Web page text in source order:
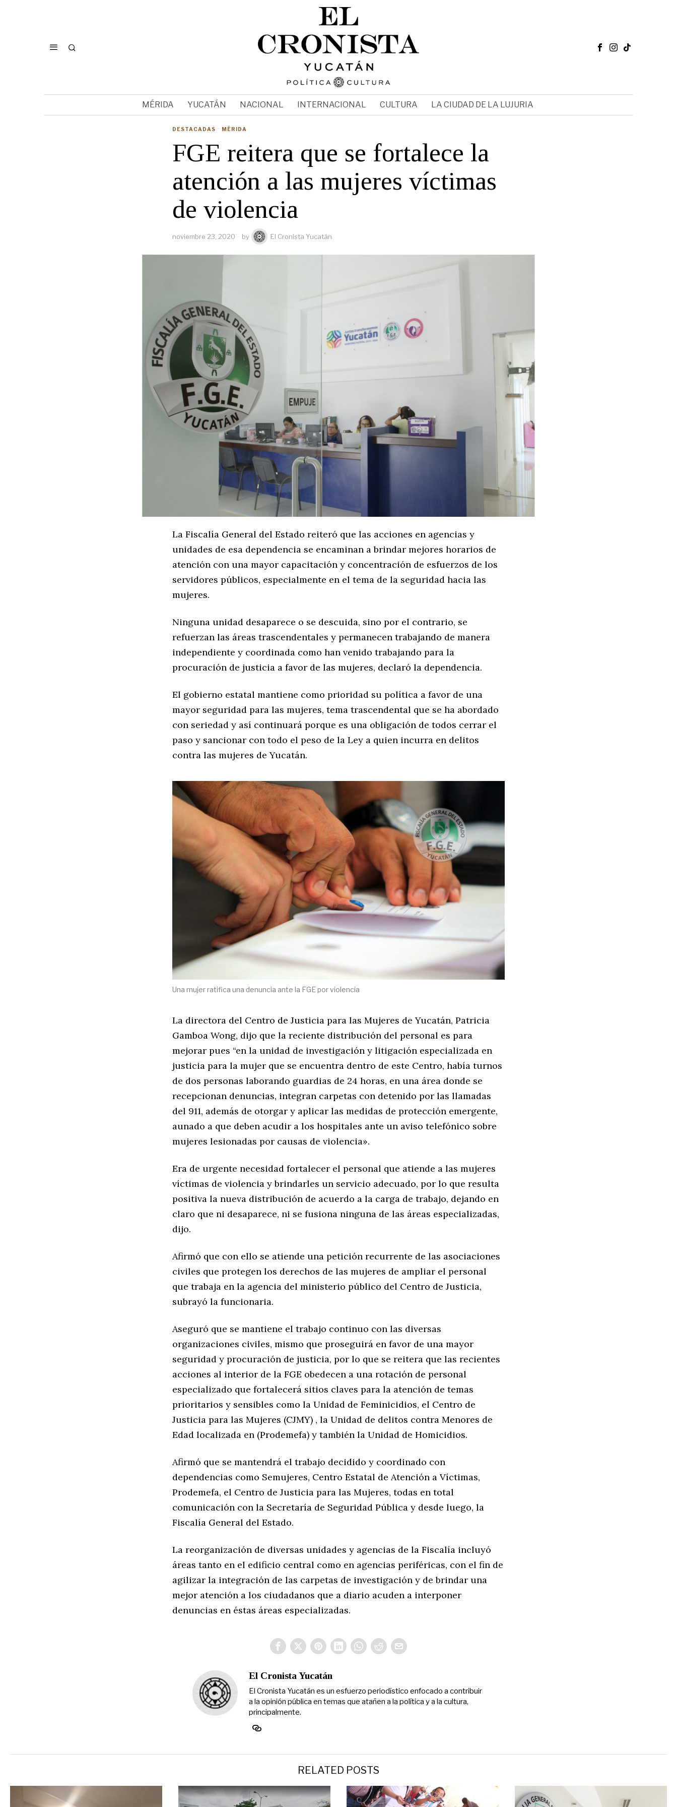
MÉRIDA YUCATÁN NACIONAL INTERNACIONAL CULTURA LA CIUDAD DE LA LUJURIA
DESTACADAS · MÉRIDA
FGE reitera que se fortalece la
atención a las mujeres víctimas
de violencia
noviembre 23, 2020 by El Cronista Yucatán
La Fiscalía General del Estado reiteró que las acciones en agencias y
unidades de esa dependencia se encaminan a brindar mejores horarios de
atención con una mayor capacitación y concentración de esfuerzos de los
servidores públicos, especialmente en el tema de la seguridad hacia las
mujeres.
Ninguna unidad desaparece o se descuida, sino por el contrario, se
refuerzan las áreas trascendentales y permanecen trabajando de manera
independiente y coordinada como han venido trabajando para la
procuración de justicia a favor de las mujeres, declaró la dependencia.
El gobierno estatal mantiene como prioridad su política a favor de una
mayor seguridad para las mujeres, tema trascendental que se ha abordado
con seriedad y así continuará porque es una obligación de todos cerrar el
paso y sancionar con todo el peso de la Ley a quien incurra en delitos
contra las mujeres de Yucatán.
Una mujer ratifica una denuncia ante la FGE por violencia
La directora del Centro de Justicia para las Mujeres de Yucatán, Patricia
Gamboa Wong, dijo que la reciente distribución del personal es para
mejorar pues “en la unidad de investigación y litigación especializada en
justicia para la mujer que se encuentra dentro de este Centro, había turnos
de dos personas laborando guardias de 24 horas, en una área donde se
recepcionan denuncias, integran carpetas con detenido por las llamadas
del 911, además de otorgar y aplicar las medidas de protección emergente,
aunado a que deben acudir a los hospitales ante un aviso telefónico sobre
mujeres lesionadas por causas de violencia».
Era de urgente necesidad fortalecer el personal que atiende a las mujeres
víctimas de violencia y brindarles un servicio adecuado, por lo que resulta
positiva la nueva distribución de acuerdo a la carga de trabajo, dejando en
claro que ni desaparece, ni se fusiona ninguna de las áreas especializadas,
dijo.
Afirmó que con ello se atiende una petición recurrente de las asociaciones
civiles que protegen los derechos de las mujeres de ampliar el personal
que trabaja en la agencia del ministerio público del Centro de Justicia,
subrayó la funcionaria.
Aseguró que se mantiene el trabajo continuo con las diversas
organizaciones civiles, mismo que proseguirá en favor de una mayor
seguridad y procuración de justicia, por lo que se reitera que las recientes
acciones al interior de la FGE obedecen a una rotación de personal
especializado que fortalecerá sitios claves para la atención de temas
prioritarios y sensibles como la Unidad de Feminicidios, el Centro de
Justicia para las Mujeres (CJMY) , la Unidad de delitos contra Menores de
Edad localizada en (Prodemefa) y también la Unidad de Homicidios.
Afirmó que se mantendrá el trabajo decidido y coordinado con
dependencias como Semujeres, Centro Estatal de Atención a Víctimas,
Prodemefa, el Centro de Justicia para las Mujeres, todas en total
comunicación con la Secretaría de Seguridad Pública y desde luego, la
Fiscalía General del Estado.
La reorganización de diversas unidades y agencias de la Fiscalía incluyó
áreas tanto en el edificio central como en agencias periféricas, con el fin de
agilizar la integración de las carpetas de investigación y de brindar una
mejor atención a los ciudadanos que a diario acuden a interponer
denuncias en éstas áreas especializadas.
El Cronista Yucatán
El Cronista Yucatán es un esfuerzo periodístico enfocado a contribuir
a la opinión pública en temas que atañen a la política y a la cultura,
principalmente.
RELATED POSTS